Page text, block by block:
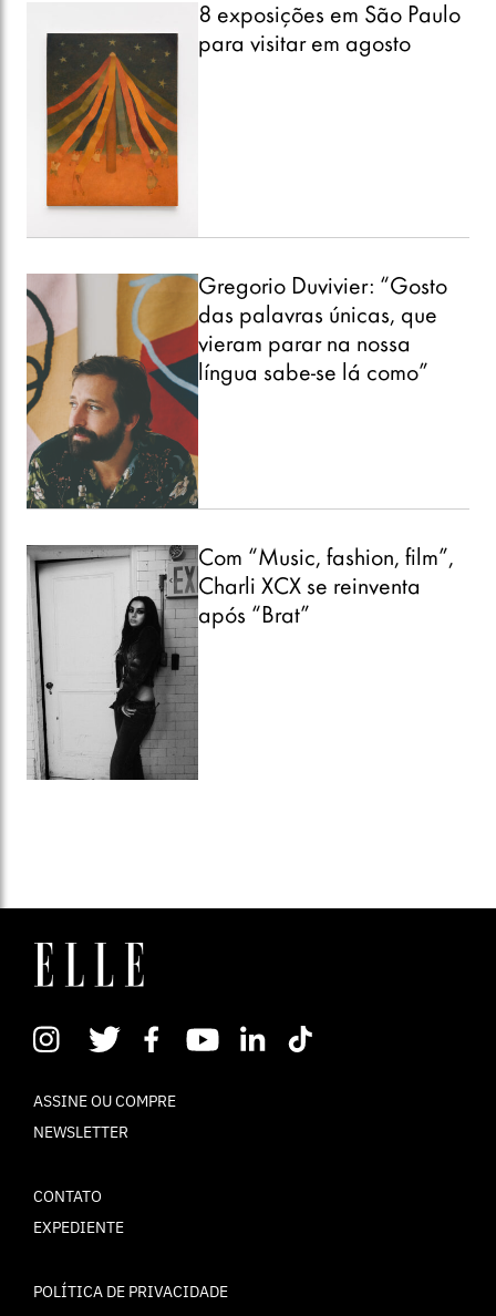
8 exposições em São Paulo
para visitar em agosto
Gregorio Duvivier: “Gosto
das palavras únicas, que
vieram parar na nossa
língua sabe-se lá como”
Com “Music, fashion, film”,
Charli XCX se reinventa
após “Brat”
ASSINE OU COMPRE
NEWSLETTER
CONTATO
EXPEDIENTE
POLÍTICA DE PRIVACIDADE